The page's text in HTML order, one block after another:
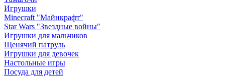
Игрушки
Minecraft "Майнкрафт"
Star Wars "Звездные войны"
Игрушки для мальчиков
Щенячий патруль
Игрушки для девочек
Настольные игры
Посуда для детей